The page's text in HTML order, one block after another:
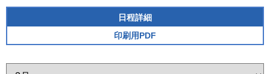
日程詳細
印刷用PDF